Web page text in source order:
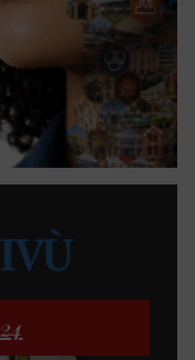
24